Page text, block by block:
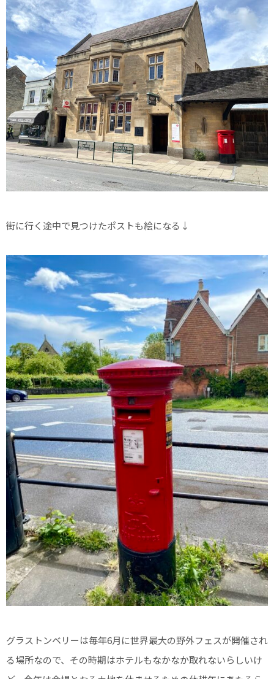
街に行く途中で見つけたポストも絵になる↓
グラストンベリーは毎年6月に世界最大の野外フェスが開催され
る場所なので、その時期はホテルもなかなか取れないらしいけ